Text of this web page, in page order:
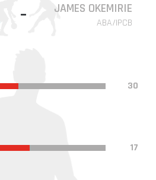
- JAMES OKEMIRIE
ABA/IPCB
30
17